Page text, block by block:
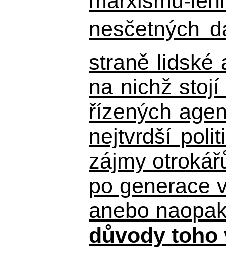
nesčetných
straně lidské
na nichž
řízených
nejtvrdší
zájmy
po generace
anebo
důvody toho